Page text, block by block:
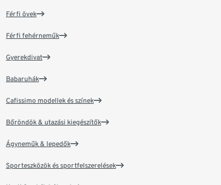
Férfi övek
Férfi fehérneműk
Gyerekdivat
Babaruhák
Cafissimo modellek és színek
Bőröndök & utazási kiegészítők
Ágyneműk & lepedők
Sporteszközök és sportfelszerelések